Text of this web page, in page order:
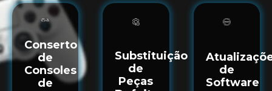
Conserto
de
Consoles
de
Substituição
de
Peças
de
Software